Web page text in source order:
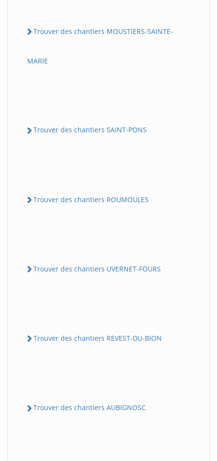
Trouver des chantiers MOUSTIERS-SAINTE-
MARIE
Trouver des chantiers SAINT-PONS
Trouver des chantiers ROUMOULES
Trouver des chantiers UVERNET-FOURS
Trouver des chantiers REVEST-DU-BION
Trouver des chantiers AUBIGNOSC